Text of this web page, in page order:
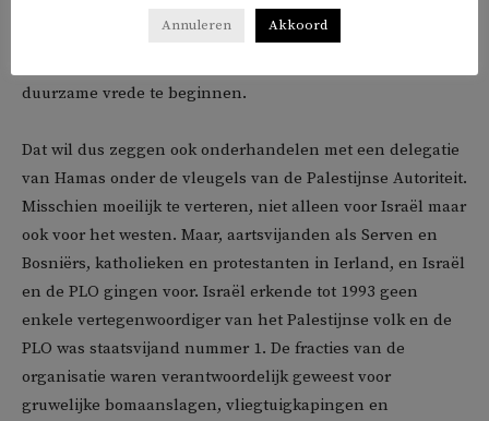
er berichten komen van doorlopende aanmelding van
Gazaanse jongeren bij Hamas, neemt de internationale
duurzame vrede te beginnen.
Dat wil dus zeggen ook onderhandelen met een delegatie
van Hamas onder de vleugels van de Palestijnse Autoriteit.
Misschien moeilijk te verteren, niet alleen voor Israël maar
ook voor het westen. Maar, aartsvijanden als Serven en
Bosniërs, katholieken en protestanten in Ierland, en Israël
en de PLO gingen voor. Israël erkende tot 1993 geen
enkele vertegenwoordiger van het Palestijnse volk en de
PLO was staatsvijand nummer 1. De fracties van de
organisatie waren verantwoordelijk geweest voor
gruwelijke bomaanslagen, vliegtuigkapingen en
Annuleren Akkoord